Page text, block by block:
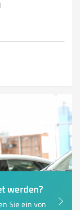
werden?
Sie ein von